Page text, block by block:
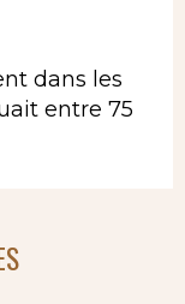
dans les
entre 75